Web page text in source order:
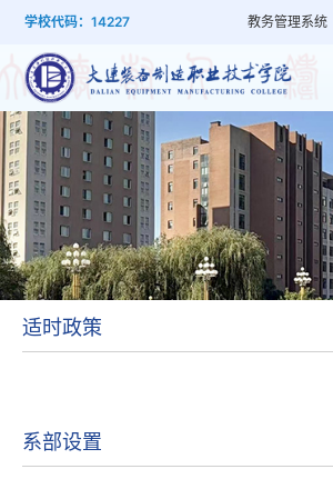
学校代码：14227 教务管理系统
概
况
建
设
管
理
设
置
工
作
就
业
培
训
适时政策
系部设置